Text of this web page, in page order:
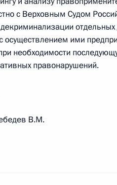
слава»
с Верховным Судом
осуществлением ими
необходимости
правонарушений.
В.М.